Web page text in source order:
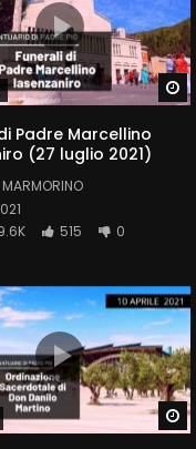
Padre Marcellino
(27 luglio 2021)
515 0